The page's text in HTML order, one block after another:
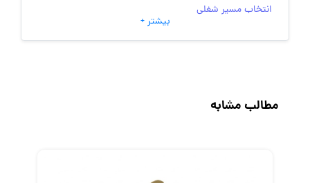
انتخاب مسیر شغلی
به‌روزرسانی‌های سایت (کارجویی)
رزومه
بیشتر +
مطالب مشابه